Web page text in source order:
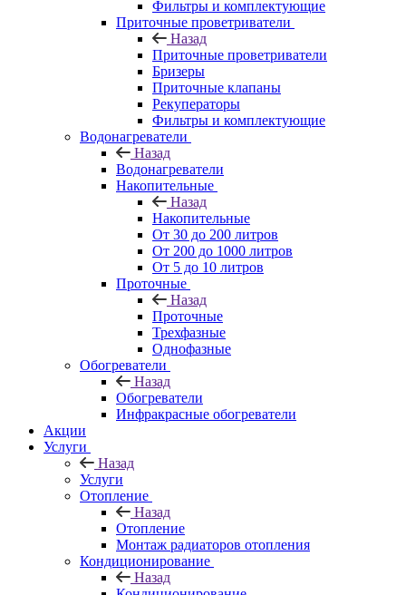
Фильтры и комплектующие
Приточные проветриватели
Назад
Приточные проветриватели
Бризеры
Приточные клапаны
Рекуператоры
Фильтры и комплектующие
Водонагреватели
Назад
Водонагреватели
Накопительные
Назад
Накопительные
От 30 до 200 литров
От 200 до 1000 литров
От 5 до 10 литров
Проточные
Назад
Проточные
Трехфазные
Однофазные
Обогреватели
Назад
Обогреватели
Инфракрасные обогреватели
Акции
Услуги
Назад
Услуги
Отопление
Назад
Отопление
Монтаж радиаторов отопления
Кондиционирование
Назад